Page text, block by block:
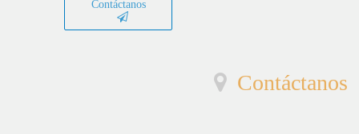
Contáctanos
Contáctanos